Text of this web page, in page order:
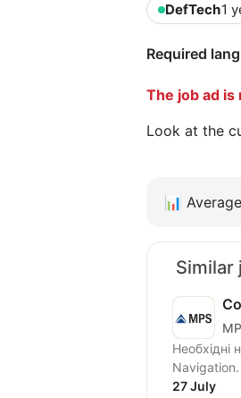
DefTech1
Required
The job ad is
Look at the
📊
Similar
Необхідні
27 July